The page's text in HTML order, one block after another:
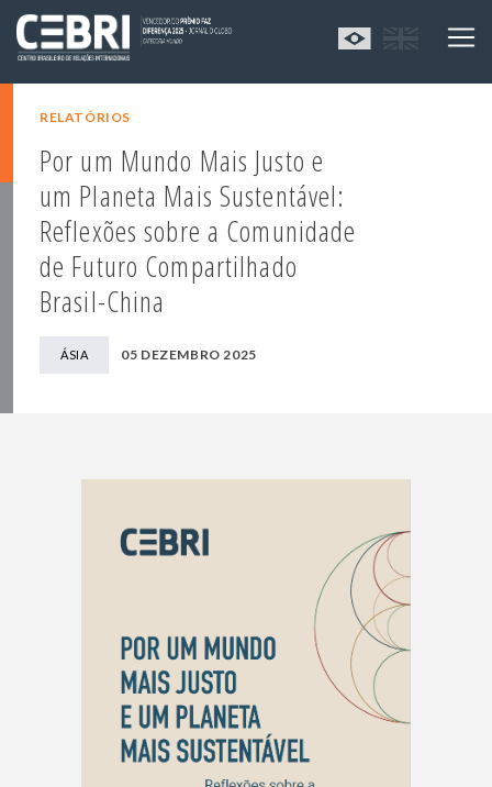
RELATÓRIOS
Por um Mundo Mais Justo e
um Planeta Mais Sustentável:
Reflexões sobre a Comunidade
de Futuro Compartilhado
Brasil-China
ÁSIA 05 DEZEMBRO 2025